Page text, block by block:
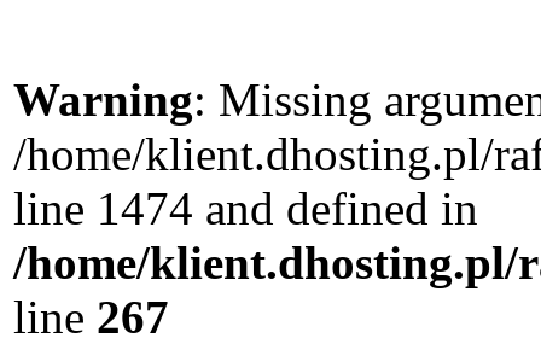
Warning: Missing
/home/klient.dhosting.pl/
line 1474 and defined in
/home/klient.dhosting.pl/
line 267